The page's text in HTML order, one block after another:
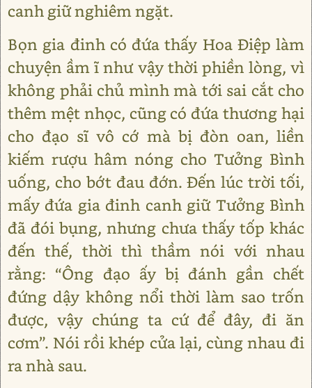
canh giữ nghiêm ngặt.
Bọn gia đinh có đứa thấy Hoa Điệp làm
chuyện ầm ĩ như vậy thời phiền lòng, vì
không phải chủ mình mà tới sai cắt cho
thêm mệt nhọc, cũng có đứa thương hại
cho đạo sĩ vô cớ mà bị đòn oan, liền
kiếm rượu hâm nóng cho Tưởng Bình
uống, cho bớt đau đớn. Đến lúc trời tối,
mấy đứa gia đinh canh giữ Tưởng Bình
đã đói bụng, nhưng chưa thấy tốp khác
đến thế, thời thì thầm nói với nhau
rằng: “Ông đạo ấy bị đánh gần chết
đứng dậy không nổi thời làm sao trốn
được, vậy chúng ta cứ để đây, đi ăn
cơm”. Nói rồi khép cửa lại, cùng nhau đi
ra nhà sau.